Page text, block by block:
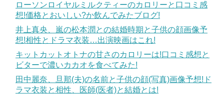
ローソンロイヤルミルクティーのカロリーと口コミ感
想!価格とおいしい?か飲んでみたブログ!
井上真央、嵐の松本潤との結婚時期と子供の顔画像予
想!相性とドラマ衣装…出演映画はこれ!
キットカットオトナの甘さのカロリーは!口コミ感想と
ビターで濃いカカオを食べてみた!
田中麗奈、旦那(夫)の名前と子供の顔(写真)画像予想!ド
ラマ衣装と相性、医師(医者)と結婚とは!